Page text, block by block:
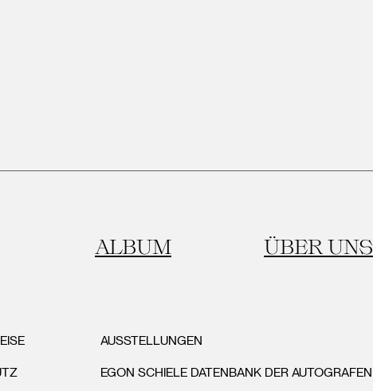
ALBUM ÜBER UNS
AUSSTELLUNGEN
EGON SCHIELE DATENBANK DER AUTOGRAFEN